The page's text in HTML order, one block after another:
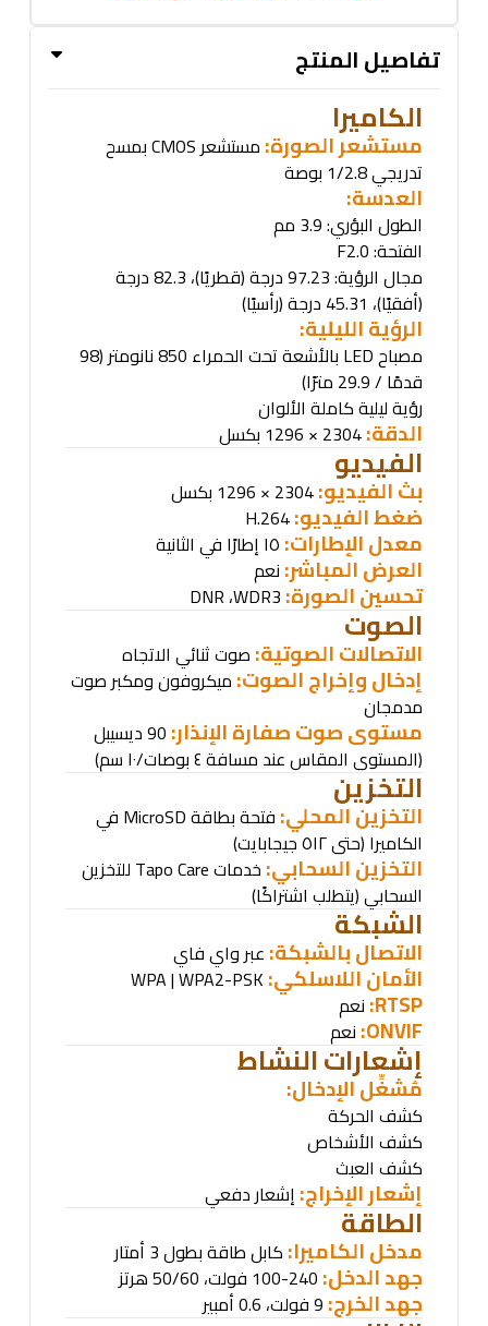
تفاصيل المنتج
الكاميرا
مستشعر الصورة: مستشعرCMOS
بمسح
تدريجي 1/2.8 بوصة
العدسة:
الطول البؤري: 3.9 مم
الفتحة: F2.0
مجال الرؤية: 97.23 درجة (قطريًا)، 82.3 درجة
(أفقيًا)، 45.31 درجة (رأسيًا)
الرؤية الليلية:
مصباح
بالأشعة تحت الحمراء 850 نانومتر (98
قدمًا / 29.9 مترًا)
رؤية ليلية كاملة الألوان
الدقة:2304 × 1296 بكسل
الفيديو
بث الفيديو:2304 × 1296 بكسل
ضغط الفيديو:
H.264
معدل الإطارات:
العرض المباشر: نعم
تحسين الصورة: DNR ،WDR
الصوت
الاتصالات الصوتية: صوت ثنائي الاتجاه
إدخال وإخراج الصوت: ميكروفون ومكبر صوت
مدمجان
مستوى صوت صفارة الإنذار:
90 ديسيبل
(المستوى المقاس عند مسافة ٤ بوصات/١٠ سم)
التخزين
التخزين المحلي: فتحة بطاقة
في
الكاميرا (حتى ٥١٢ جيجابايت)
التخزين السحابي: خدمات
للتخزين
السحابي (يتطلب اشتراكًا)
الشبكة
الاتصال بالشبكة: عبر واي فاي
الأمان اللاسلكي:
RTSP: نعم
ONVIF: نعم
إشعارات النشاط
مُشغِّل الإدخال:
كشف الحركة
كشف الأشخاص
كشف العبث
إشعار الإخراج: إشعار دفعي
الطاقة
مدخل الكاميرا: كابل طاقة بطول 3 أمتار
جهد الدخل:
جهد الخرج: